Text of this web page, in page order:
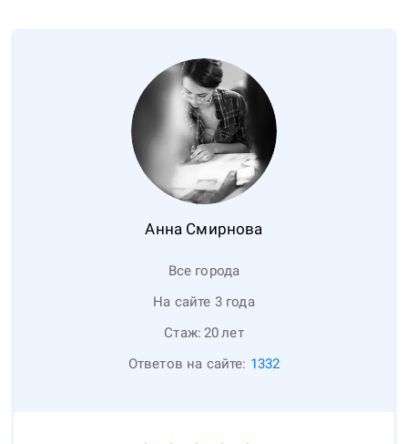
Анна Смирнова
Все города
На сайте 3 года
Стаж: 20лет
Ответов на сайте: 1332